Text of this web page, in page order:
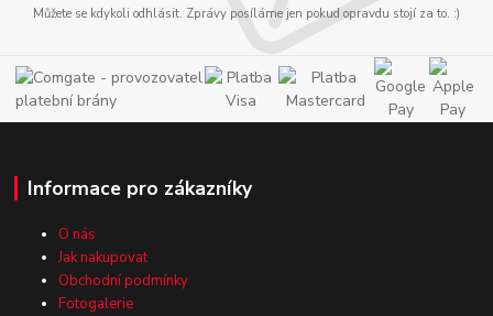
Můžete se kdykoli odhlásit. Zprávy posíláme jen pokud opravdu stojí za to. :)
Informace pro zákazníky
O nás
Jak nakupovat
Obchodní podmínky
Fotogalerie